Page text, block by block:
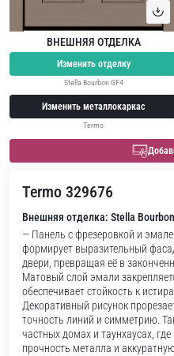
ВНЕШНЯЯ ОТДЕЛКА
Изменить отделку
Stella Bourbon GF4
Изменить металлокаркас
Termo
Termo 329676
Внешняя отделка: Stella
— Панель с фрезеровкой и
формирует выразительный
двери, превращая её в
Матовый слой эмали
обеспечивает стойкость к
Декоративный рисунок
точность линий и симметрию.
частных домах и таунхаусах,
прочность металла и аккуратную